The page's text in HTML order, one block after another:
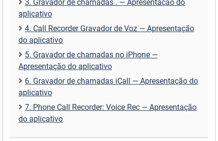
3. Gravador de chamadas . — Apresentação do
aplicativo
4. Call Recorder Gravador de Voz — Apresentação
do aplicativo
5. Gravador de chamadas no iPhone —
Apresentação do aplicativo
6. Gravador de chamadas iCall — Apresentação do
aplicativo
7. Phone Call Recorder: Voice Rec — Apresentação
do aplicativo